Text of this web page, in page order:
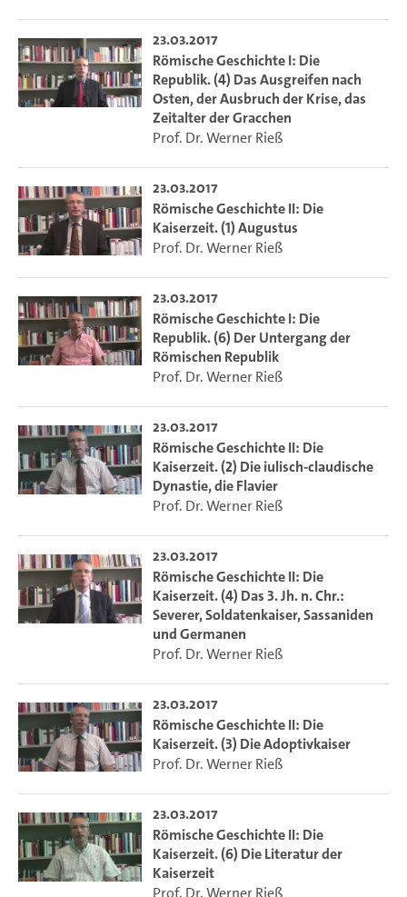
23.03.2017
Römische Geschichte I: Die
Republik. (4) Das Ausgreifen nach
Osten, der Ausbruch der Krise, das
Zeitalter der Gracchen
Prof. Dr. Werner Rieß
23.03.2017
Römische Geschichte II: Die
Kaiserzeit. (1) Augustus
Prof. Dr. Werner Rieß
23.03.2017
Römische Geschichte I: Die
Republik. (6) Der Untergang der
Römischen Republik
Prof. Dr. Werner Rieß
23.03.2017
Römische Geschichte II: Die
Kaiserzeit. (2) Die iulisch-claudische
Dynastie, die Flavier
Prof. Dr. Werner Rieß
23.03.2017
Römische Geschichte II: Die
Kaiserzeit. (4) Das 3. Jh. n. Chr.:
Severer, Soldatenkaiser, Sassaniden
und Germanen
Prof. Dr. Werner Rieß
23.03.2017
Römische Geschichte II: Die
Kaiserzeit. (3) Die Adoptivkaiser
Prof. Dr. Werner Rieß
23.03.2017
Römische Geschichte II: Die
Kaiserzeit. (6) Die Literatur der
Kaiserzeit
Prof. Dr. Werner Rieß